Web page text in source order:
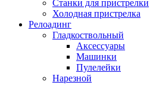
Станки для пристрелки
Холодная пристрелка
Релоадинг
Гладкоствольный
Аксессуары
Машинки
Пулелейки
Нарезной